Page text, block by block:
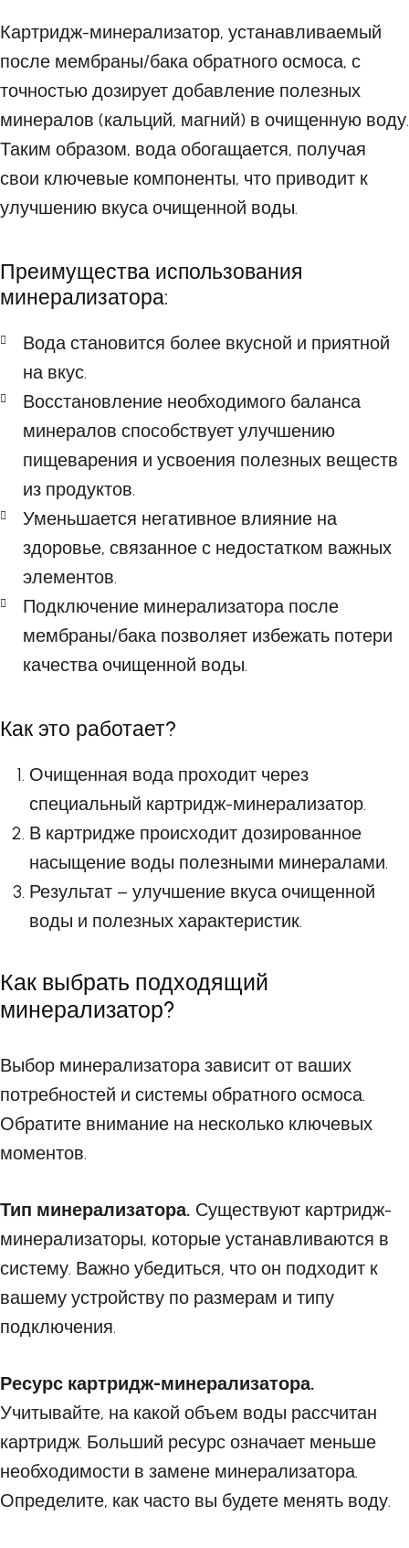
Картридж-минерализатор, устанавливаемый
после мембраны/бака обратного осмоса, с
точностью дозирует добавление полезных
минералов (кальций, магний) в очищенную воду.
Таким образом, вода обогащается, получая
свои ключевые компоненты, что приводит к
улучшению вкуса очищенной воды.
Преимущества использования
минерализатора:
Вода становится более вкусной и приятной
на вкус.
Восстановление необходимого баланса
минералов способствует улучшению
пищеварения и усвоения полезных веществ
из продуктов.
Уменьшается негативное влияние на
здоровье, связанное с недостатком важных
элементов.
Подключение минерализатора после
мембраны/бака позволяет избежать потери
качества очищенной воды.
Как это работает?
Очищенная вода проходит через
специальный картридж-минерализатор.
В картридже происходит дозированное
насыщение воды полезными минералами.
Результат – улучшение вкуса очищенной
воды и полезных характеристик.
Как выбрать подходящий
минерализатор?
Выбор минерализатора зависит от ваших
потребностей и системы обратного осмоса.
Обратите внимание на несколько ключевых
моментов.
Тип минерализатора. Существуют картридж-
минерализаторы, которые устанавливаются в
систему. Важно убедиться, что он подходит к
вашему устройству по размерам и типу
подключения.
Ресурс картридж-минерализатора.
Учитывайте, на какой объем воды рассчитан
картридж. Больший ресурс означает меньше
необходимости в замене минерализатора.
Определите, как часто вы будете менять воду.